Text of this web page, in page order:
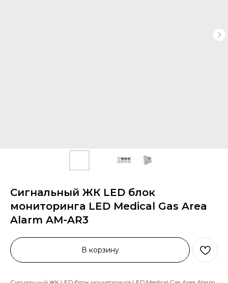
Сигнальный ЖК LED блок
мониторинга LED Medical Gas Area
Alarm AM-AR3
В корзину